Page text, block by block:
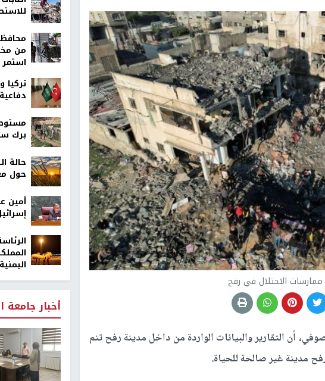
ممارسات الاحتلال في رفح
أن التقارير والبيانات الواردة من داخل مدينة رفح تنم
مدينة غير صالحة للحياة.
من
تركيا
برك
حالة
حول
أمين
اليمنية
أخبار جامعة